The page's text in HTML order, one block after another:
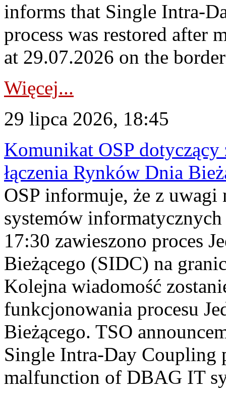
informs that Single Intra-
process was restored after
at 29.07.2026 on the
Więcej...
29 lipca 2026, 18:45
Komunikat OSP dotyczący
łączenia Rynków Dnia
OSP informuje, że z uwagi
systemów
17:30 zawieszono proces
Bieżącego (SIDC) na
Kolejna wiadomość
funkcjonowania procesu
Bieżącego. TSO
Single Intra-Day Coupling
malfunction of DBAG IT